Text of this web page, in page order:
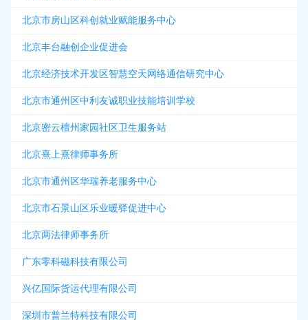
北京市房山区科创就业赋能服务中心
北京丰台融创企业促进会
北京经济技术开发区智慧空天网络通信研究中心
北京市通州区中利友诚职业技能培训学校
北京密云檀州家园社区卫生服务站
北京熹上熹律师事务所
北京市通州区华瑞养老服务中心
北京市石景山区乐业暖驿促进中心
北京两法律师事务所
广东零科磁科技有限公司
兴亿国际货运代理有限公司
深圳市普兰特科技有限公司